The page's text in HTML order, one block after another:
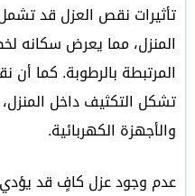
تأثيرات نقص العزل قد تشمل
المنزل، مما يعرض سكانه
المرتبطة بالرطوبة. كما أن
تشكل التكثيف داخل
والأجهزة الكهربائية.
عدم وجود عزل كافٍ قد يؤدي